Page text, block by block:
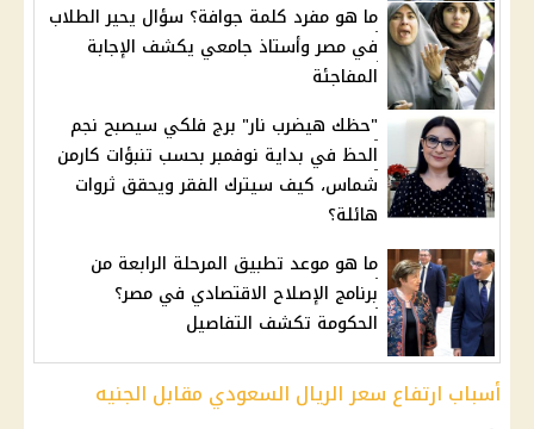
ما هو مفرد كلمة جوافة؟ سؤال يحير الطلاب
في مصر وأستاذ جامعي يكشف الإجابة
المفاجئة
"حظك هيضرب نار" برج فلكي سيصبح نجم
الحظ في بداية نوفمبر بحسب تنبؤات كارمن
شماس، كيف سيترك الفقر ويحقق ثروات
هائلة؟
ما هو موعد تطبيق المرحلة الرابعة من
برنامج الإصلاح الاقتصادي في مصر؟
الحكومة تكشف التفاصيل
أسباب ارتفاع سعر الريال السعودي مقابل الجنيه